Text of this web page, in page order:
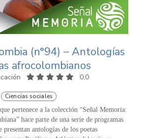
(n°94) – Antologías
afrocolombianos
0,0
Ciencias sociales
pertenece a la colección “Señal Memoria:
hace parte de una serie de programas
presentan antologías de los poetas